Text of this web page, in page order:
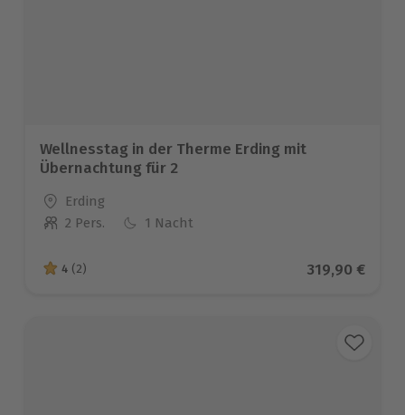
Wellnesstag in der Therme Erding mit
Übernachtung für 2
Standort
Erding
Anzahl der Teilnehmer
2 Pers. 1 Nacht
4 von 5 Sternen basierend auf 2 Bewertungen
4 (2) Aktueller
319,90 €